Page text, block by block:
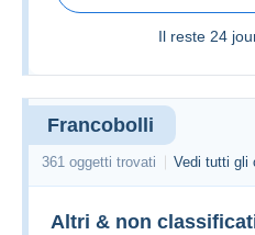
Il reste 24
Francobolli
361 oggetti trovati Vedi tutti gli
Altri & non